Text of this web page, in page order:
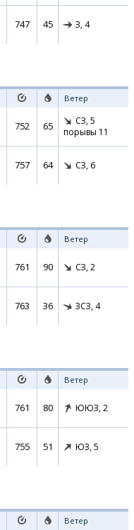
747 45 З, 4
Ветер
752 65 СЗ, 5
порывы 11
757 64 СЗ, 6
Ветер
761 90 СЗ, 2
763 36 ЗСЗ, 4
Ветер
761 80 ЮЮЗ, 2
755 51 ЮЗ, 5
Ветер